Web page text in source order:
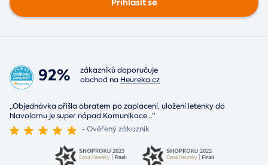
Přihlásit se
92%
zákazníků doporučuje
obchod na Heureka.cz
„Objednávka přišla obratem po zaplacení, uložení letenky do
hlavolamu je super nápad.Komunikace...“
- Ověřený zákazník